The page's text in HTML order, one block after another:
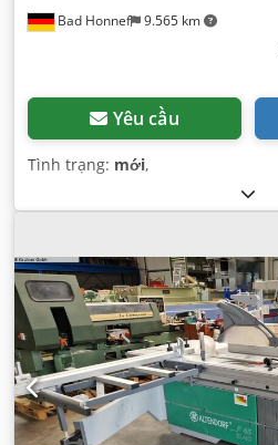
Bad Honnef 9.565 km
Yêu cầu
Tình trạng: mới,